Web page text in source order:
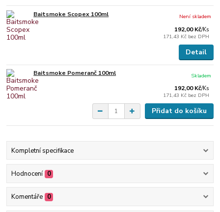
Baitsmoke Scopex 100ml
192,00 Kč/Ks
171,43 Kč bez DPH
Není skladem
Detail
Baitsmoke Pomeranč 100ml
192,00 Kč/Ks
171,43 Kč bez DPH
Skladem
Přidat do košíku
Kompletní specifikace
Hodnocení 0
Komentáře 0